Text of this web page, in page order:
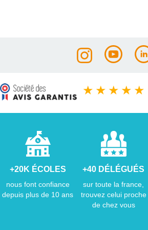
★ ★ ★ ★ ★
+20K ÉCOLES
nous font confiance
depuis plus de 10 ans
+40 DÉLÉGUÉS
sur toute la france,
trouvez celui proche
de chez vous